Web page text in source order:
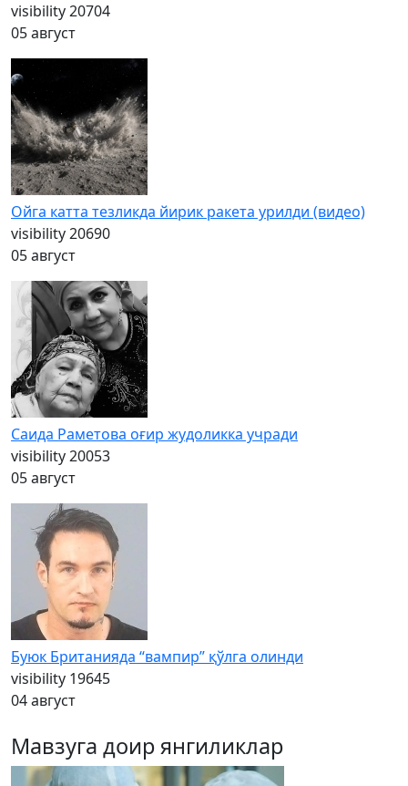
visibility20704
05 август
Ойга катта тезликда йирик ракета урилди (видео)
visibility20690
05 август
Саида Раметова оғир жудоликка учради
visibility20053
05 август
Буюк Британияда “вампир” қўлга олинди
visibility 19645
04 август
Мавзуга доир янгиликлар